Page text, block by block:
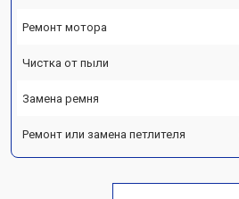
Ремонт мотора
Чистка от пыли
Замена ремня
Ремонт или замена петлителя